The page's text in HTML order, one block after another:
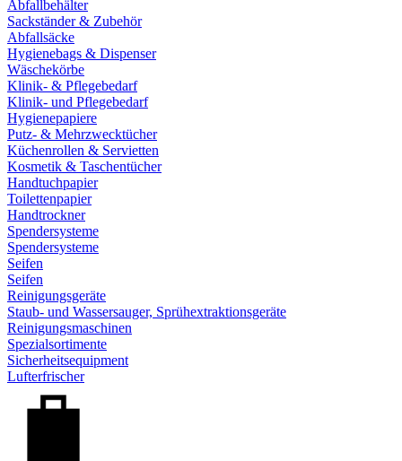
Abfallbehälter
Sackständer & Zubehör
Abfallsäcke
Hygienebags & Dispenser
Wäschekörbe
Klinik- & Pflegebedarf
Klinik- und Pflegebedarf
Hygienepapiere
Putz- & Mehrzwecktücher
Küchenrollen & Servietten
Kosmetik & Taschentücher
Handtuchpapier
Toilettenpapier
Handtrockner
Spendersysteme
Spendersysteme
Seifen
Seifen
Reinigungsgeräte
Staub- und Wassersauger, Sprühextraktionsgeräte
Reinigungsmaschinen
Spezialsortimente
Sicherheitsequipment
Lufterfrischer